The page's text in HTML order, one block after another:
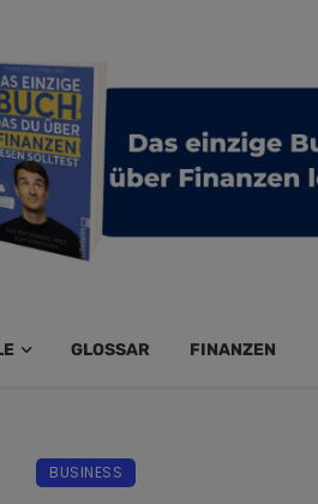
GLOSSAR FINANZEN
BUSINESS